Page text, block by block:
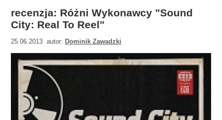
recenzja: Różni Wykonawcy "Sound
City: Real To Reel"
25.06.2013 autor: Dominik Zawadzki